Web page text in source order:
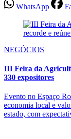
WhatsApp
NEGÓCIOS
III Feira da
330 expositores
Evento no Espaço
economia local e
estado, com